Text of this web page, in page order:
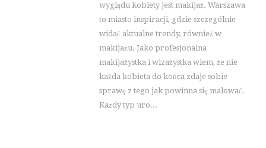
wyglądu kobiety jest makijaż. Warszawa
to miasto inspiracji, gdzie szczególnie
widać aktualne trendy, również w
makijażu. Jako profesjonalna
makijażystka i wizażystka wiem, że nie
każda kobieta do końca zdaje sobie
sprawę z tego jak powinna się malować.
Każdy typ uro...